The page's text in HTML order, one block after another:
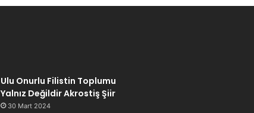
Ulu Onurlu Filistin Toplumu
Yalnız Değildir Akrostiş Şiir
30 Mart 2024